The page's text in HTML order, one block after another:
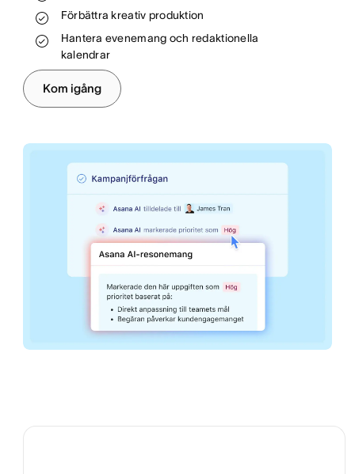
Förbättra kreativ produktion
Hantera evenemang och redaktionella
kalendrar
Kom igång
Automatisera och effektivisera dina
arbetsflöden
Hantera introduktion för nyanställda och
anställningsavslut